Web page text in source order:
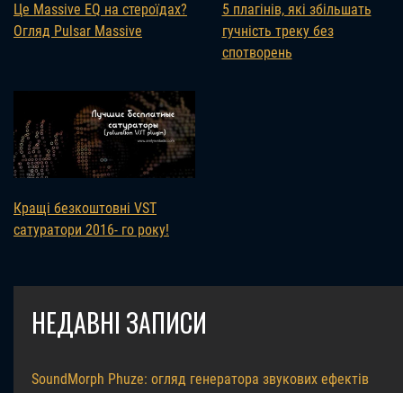
Це Massive EQ на стероїдах?
Огляд Pulsar Massive
5 плагінів, які збільшать
гучність треку без
спотворень
Кращі безкоштовні VST
сатуратори 2016- го року!
НЕДАВНІ ЗАПИСИ
SoundMorph Phuze: огляд генератора звукових ефектів